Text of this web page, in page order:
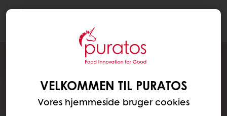
VELKOMMEN TIL PURATOS
Vores hjemmeside bruger cookies